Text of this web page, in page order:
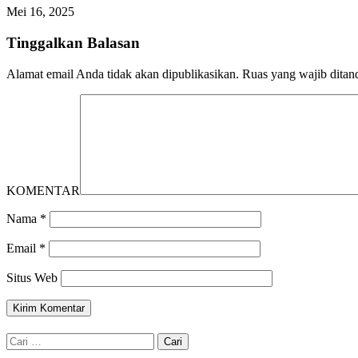
Mei 16, 2025
Tinggalkan Balasan
Alamat email Anda tidak akan dipublikasikan. Ruas yang wajib
KOMENTAR
Nama *
Email *
Situs Web
Cari
untuk: